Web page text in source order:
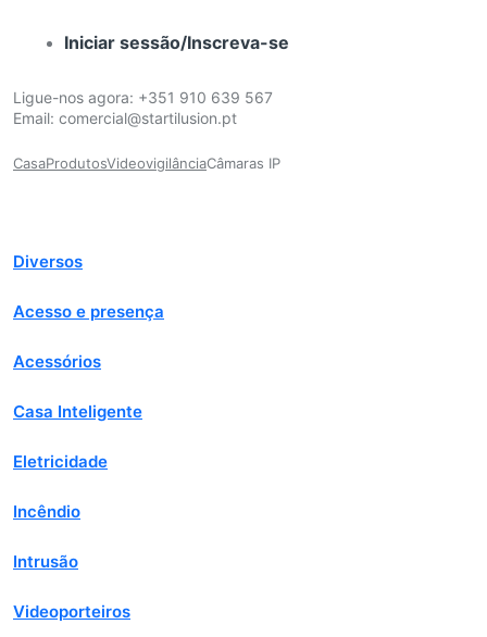
Iniciar sessão/Inscreva-se
Ligue-nos agora: +351 910 639 567
Email: comercial@startilusion.pt
CasaProdutosVideovigilânciaCâmaras IP
Diversos
Acesso e presença
Acessórios
Casa Inteligente
Eletricidade
Incêndio
Intrusão
Videoporteiros